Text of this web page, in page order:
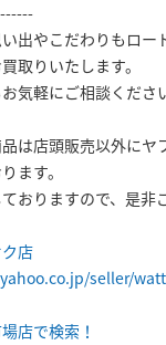
出やこだわりもロー
取りいたします。
気軽にご相談くださ
は店頭販売以外にヤ
ます。
おりますので、是非
店
seller/
店で検索！